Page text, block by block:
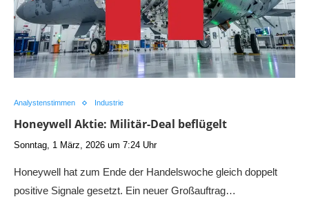
Analystenstimmen Industrie
Honeywell Aktie: Militär-Deal beflügelt
Sonntag, 1 März, 2026 um 7:24 Uhr
Honeywell hat zum Ende der Handelswoche gleich doppelt
positive Signale gesetzt. Ein neuer Großauftrag…